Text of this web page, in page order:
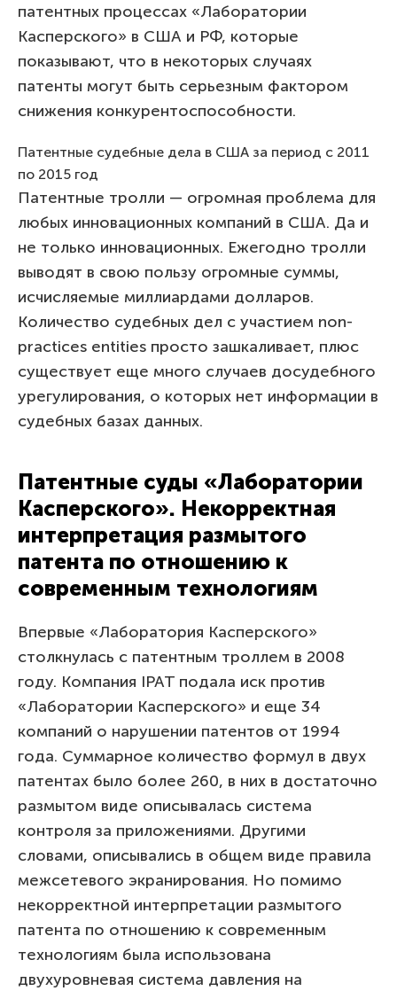
патентных процессах «Лаборатории
Касперского» в США и РФ, которые
показывают, что в некоторых случаях
патенты могут быть серьезным фактором
снижения конкурентоспособности.
Патентные судебные дела в США за период с 2011
по 2015 год
Патентные тролли — огромная проблема для
любых инновационных компаний в США. Да и
не только инновационных. Ежегодно тролли
выводят в свою пользу огромные суммы,
исчисляемые миллиардами долларов.
Количество судебных дел с участием non-
practices entities просто зашкаливает, плюс
существует еще много случаев досудебного
урегулирования, о которых нет информации в
судебных базах данных.
Патентные суды «Лаборатории
Касперского». Некорректная
интерпретация размытого
патента по отношению к
современным технологиям
Впервые «Лаборатория Касперского»
столкнулась с патентным троллем в 2008
году. Компания IPAT подала иск против
«Лаборатории Касперского» и еще 34
компаний о нарушении патентов от 1994
года. Суммарное количество формул в двух
патентах было более 260, в них в достаточно
размытом виде описывалась система
контроля за приложениями. Другими
словами, описывались в общем виде правила
межсетевого экранирования. Но помимо
некорректной интерпретации размытого
патента по отношению к современным
технологиям была использована
двухуровневая система давления на